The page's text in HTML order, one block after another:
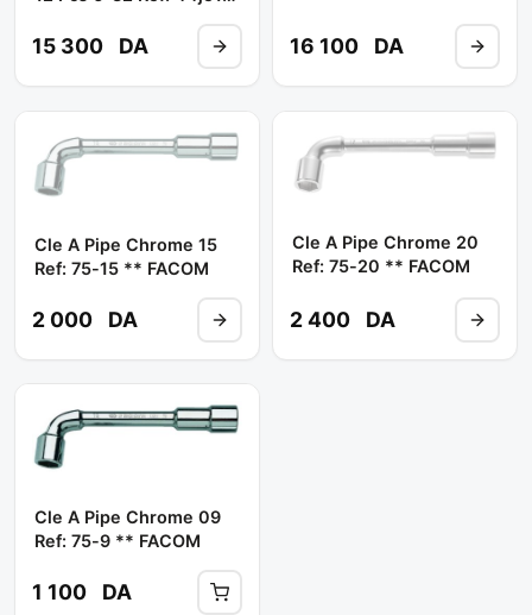
15 300 DA 16 100 DA
Cle A Pipe Chrome 15
Ref: 75-15 ** FACOM
2 000 DA
Cle A Pipe Chrome 20
Ref: 75-20 ** FACOM
2 400 DA
Cle A Pipe Chrome 09
Ref: 75-9 ** FACOM
1 100 DA